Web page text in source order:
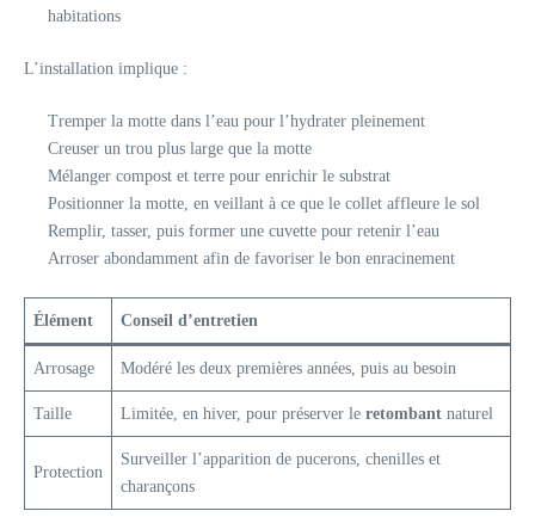
habitations
L’installation implique :
Tremper la motte dans l’eau pour l’hydrater pleinement
Creuser un trou plus large que la motte
Mélanger compost et terre pour enrichir le substrat
Positionner la motte, en veillant à ce que le collet affleure le sol
Remplir, tasser, puis former une cuvette pour retenir l’eau
Arroser abondamment afin de favoriser le bon enracinement
Élément Conseil d’entretien
Arrosage Modéré les deux premières années, puis au besoin
Taille Limitée, en hiver, pour préserver le retombant naturel
Protection
Surveiller l’apparition de pucerons, chenilles et
charançons